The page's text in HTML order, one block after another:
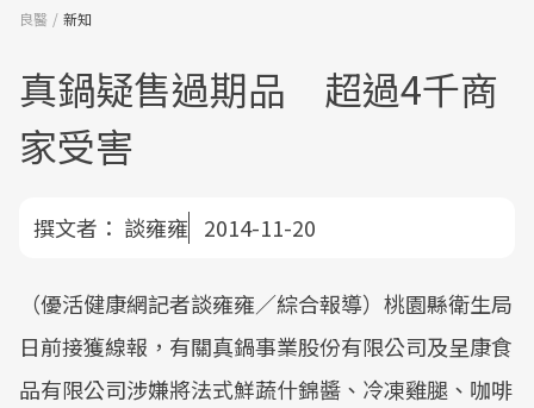
良醫 新知
真鍋疑售過期品 超過4千商
家受害
撰文者： 談雍雍 2014-11-20
（優活健康網記者談雍雍／綜合報導）桃園縣衛生局
日前接獲線報，有關真鍋事業股份有限公司及呈康食
品有限公司涉嫌將法式鮮蔬什錦醬、冷凍雞腿、咖啡